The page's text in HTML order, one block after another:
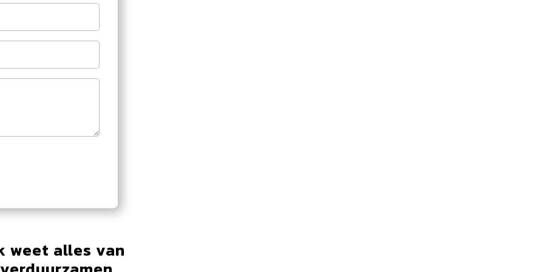
weet alles van